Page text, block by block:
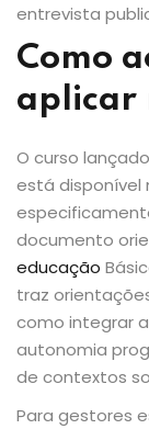
entrevista
Como
aplicar
O curso
está disponível
documento
educação
traz
como integrar
autonomia
de contextos
Para gestores